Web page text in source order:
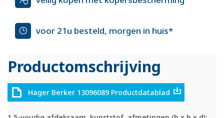
voor 21u besteld, morgen in huis*
Productomschrijving
Hager Berker 13096089 Productdatablad